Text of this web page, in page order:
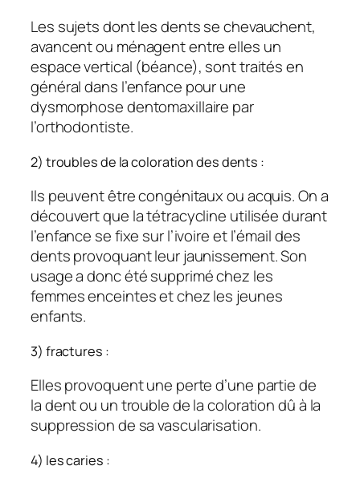
Les sujets dont les dents se chevauchent,
avancent ou ménagent entre elles un
espace vertical (béance), sont traités en
général dans l’enfance pour une
dysmorphose dentomaxillaire par
l’orthodontiste.
2) troubles de la coloration des dents :
Ils peuvent être congénitaux ou acquis. On a
découvert que la tétracycline utilisée durant
l’enfance se fixe sur l’ivoire et l’émail des
dents provoquant leur jaunissement. Son
usage a donc été supprimé chez les
femmes enceintes et chez les jeunes
enfants.
3) fractures :
Elles provoquent une perte d’une partie de
la dent ou un trouble de la coloration dû à la
suppression de sa vascularisation.
4) les caries :